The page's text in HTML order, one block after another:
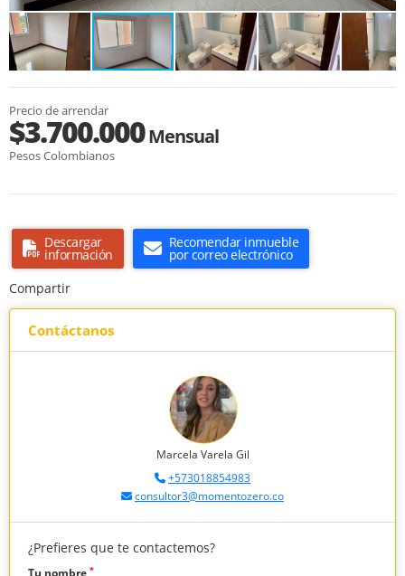
Precio de arrendar
$3.700.000Mensual
Pesos Colombianos
Descargar
información
Recomendar inmueble
por correo electrónico
Compartir
Contáctanos
Marcela Varela Gil
+573018854983
consultor3@momentozero.co
¿Prefieres que te contactemos?
Tu nombre *